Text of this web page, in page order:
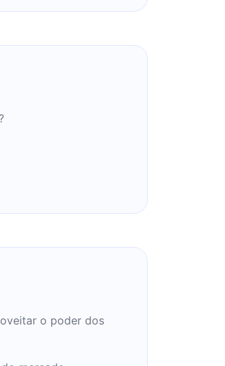
o poder dos